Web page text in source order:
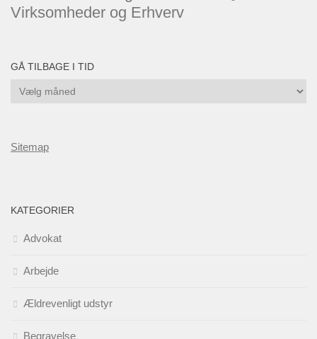
Virksomheder og Erhverv
GÅ TILBAGE I TID
Gå
Sitemap
KATEGORIER
Advokat
Arbejde
Ældrevenligt udstyr
Begravelse